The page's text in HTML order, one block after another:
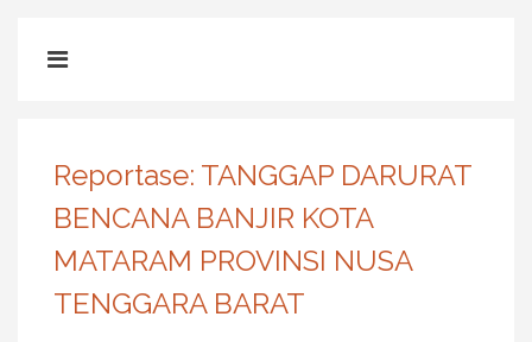
Reportase: TANGGAP DARURAT
BENCANA BANJIR KOTA
MATARAM PROVINSI NUSA
TENGGARA BARAT